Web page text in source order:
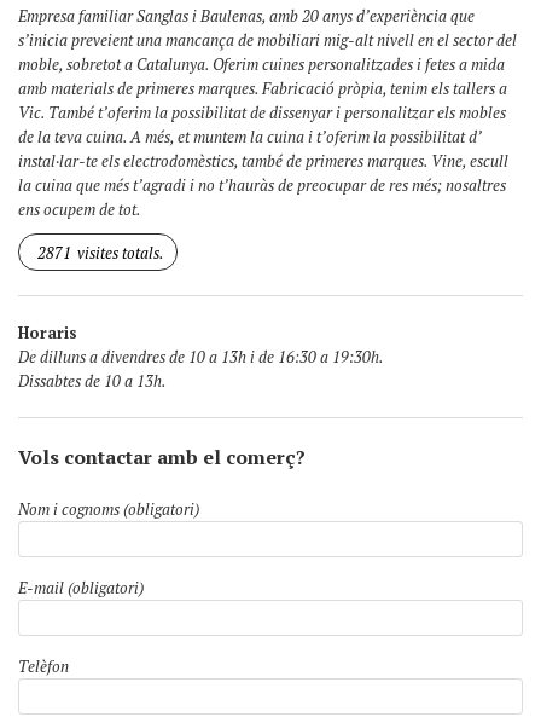
Empresa familiar Sanglas i Baulenas, amb 20 anys d’experiència que
s’inicia preveient una mancança de mobiliari mig-alt nivell en el sector del
moble, sobretot a Catalunya. Oferim cuines personalitzades i fetes a mida
amb materials de primeres marques. Fabricació pròpia, tenim els tallers a
Vic. També t’oferim la possibilitat de dissenyar i personalitzar els mobles
de la teva cuina. A més, et muntem la cuina i t’oferim la possibilitat d’
instal·lar-te els electrodomèstics, també de primeres marques. Vine, escull
la cuina que més t’agradi i no t’hauràs de preocupar de res més; nosaltres
ens ocupem de tot.
2871 visites totals.
Horaris
De dilluns a divendres de 10 a 13h i de 16:30 a 19:30h.
Dissabtes de 10 a 13h.
Vols contactar amb el comerç?
Nom i cognoms (obligatori)
E-mail (obligatori)
Telèfon